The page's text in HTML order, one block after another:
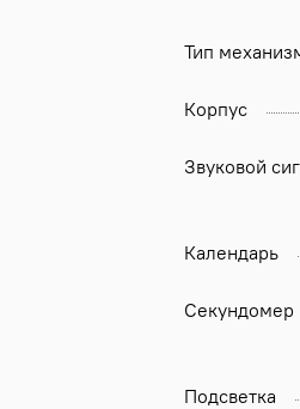
Тип
Корпус
Звуковой
Календарь
Секундомер
Подсветка